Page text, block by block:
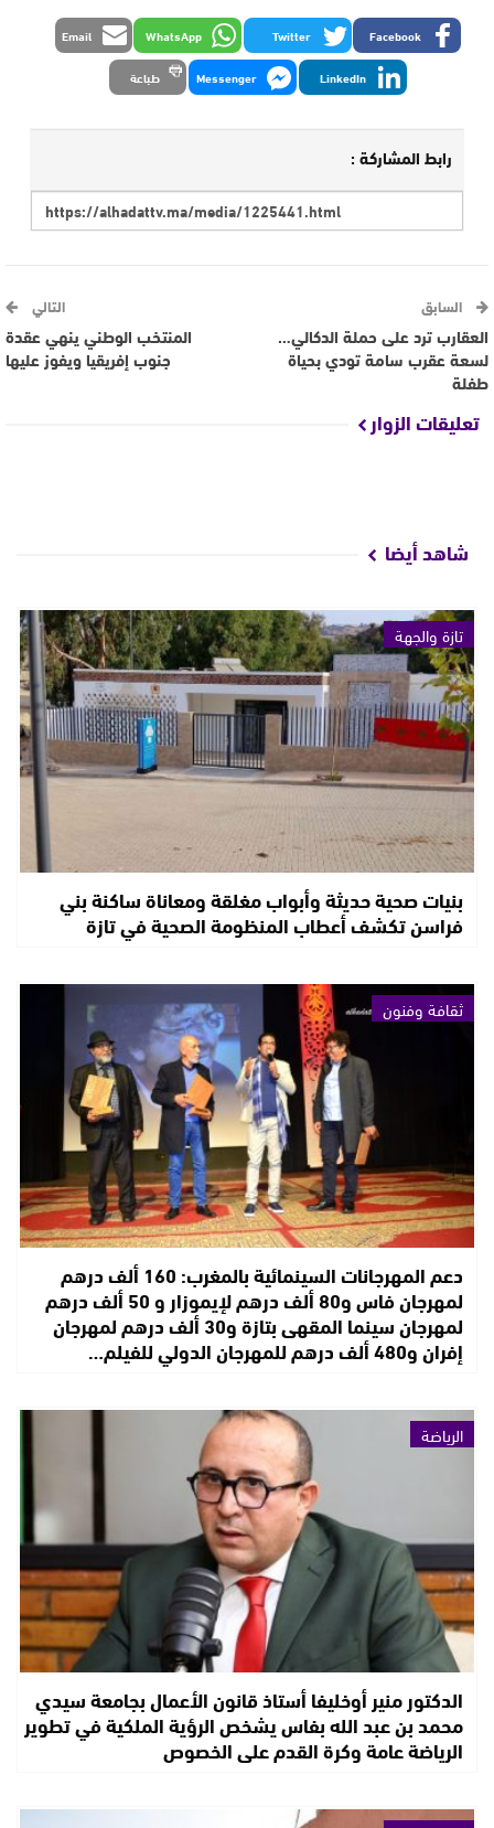
Facebook
Twitter
WhatsApp
Email
LinkedIn
Messenger طباعة
رابط المشاركة :
السابق
العقارب ترد على حملة الدكالي…
لسعة عقرب سامة تودي بحياة
طفلة
التالي
المنتخب الوطني ينهي عقدة
جنوب إفريقيا ويفوز عليها
تعليقات الزوار
شاهد أيضا
تازة والجهة
بنيات صحية حديثة وأبواب مغلقة ومعاناة ساكنة بني
فراسن تكشف أعطاب المنظومة الصحية في تازة
ثقافة وفنون
دعم المهرجانات السينمائية بالمغرب: 160 ألف درهم
لمهرجان فاس و80 ألف درهم لإيموزار و 50 ألف درهم
لمهرجان سينما المقهى بتازة و30 ألف درهم لمهرجان
إفران و480 ألف درهم للمهرجان الدولي للفيلم…
الرياضة
الدكتور منير أوخليفا أستاذ قانون الأعمال بجامعة سيدي
محمد بن عبد الله بفاس يشخص الرؤية الملكية في تطوير
الرياضة عامة وكرة القدم على الخصوص